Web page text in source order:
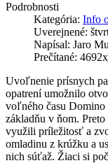
Podrobnosti
Kategória: Info
Uverejnené:
Napísal: Jaro
Prečítané: 4692x
Uvoľnenie prísnych
opatrení umožnilo
voľného času Domino
základňu v ňom. Preto
využili príležitosť a
omladinu z krúžku a
nich súťaž. Žiaci si